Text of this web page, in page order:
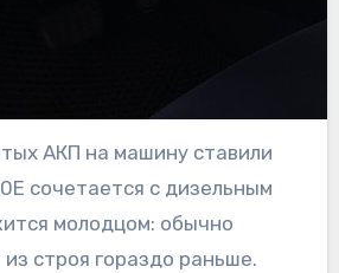
АКП на машину ставили
сочетается с дизельным
молодцом: обычно
строя гораздо раньше.